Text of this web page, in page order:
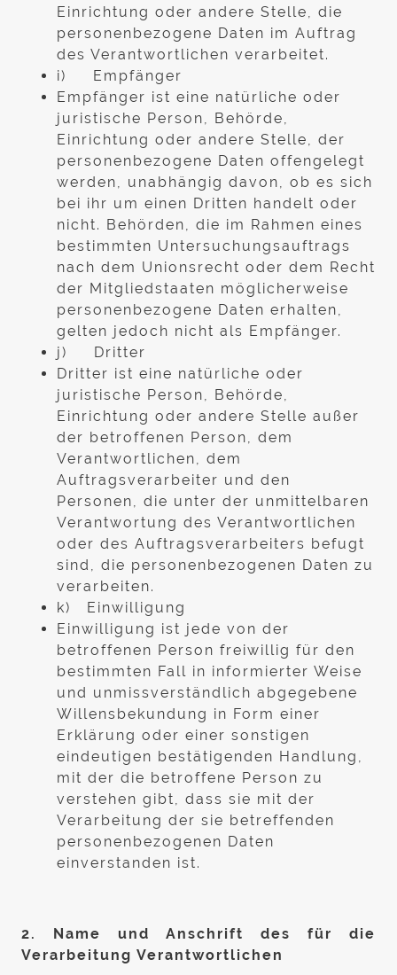
Einrichtung oder andere Stelle, die
personenbezogene Daten im Auftrag
des Verantwortlichen verarbeitet.
i) Empfänger
Empfänger ist eine natürliche oder
juristische Person, Behörde,
Einrichtung oder andere Stelle, der
personenbezogene Daten offengelegt
werden, unabhängig davon, ob es sich
bei ihr um einen Dritten handelt oder
nicht. Behörden, die im Rahmen eines
bestimmten Untersuchungsauftrags
nach dem Unionsrecht oder dem Recht
der Mitgliedstaaten möglicherweise
personenbezogene Daten erhalten,
gelten jedoch nicht als Empfänger.
j) Dritter
Dritter ist eine natürliche oder
juristische Person, Behörde,
Einrichtung oder andere Stelle außer
der betroffenen Person, dem
Verantwortlichen, dem
Auftragsverarbeiter und den
Personen, die unter der unmittelbaren
Verantwortung des Verantwortlichen
oder des Auftragsverarbeiters befugt
sind, die personenbezogenen Daten zu
verarbeiten.
k) Einwilligung
Einwilligung ist jede von der
betroffenen Person freiwillig für den
bestimmten Fall in informierter Weise
und unmissverständlich abgegebene
Willensbekundung in Form einer
Erklärung oder einer sonstigen
eindeutigen bestätigenden Handlung,
mit der die betroffene Person zu
verstehen gibt, dass sie mit der
Verarbeitung der sie betreffenden
personenbezogenen Daten
einverstanden ist.
2. Name und Anschrift des für die
Verarbeitung Verantwortlichen